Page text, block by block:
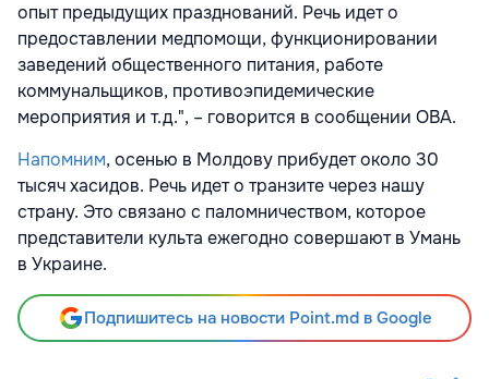
опыт предыдущих празднований. Речь идет о
предоставлении медпомощи, функционировании
заведений общественного питания, работе
коммунальщиков, противоэпидемические
мероприятия и т.д.", – говорится в сообщении ОВА.
Напомним, осенью в Молдову прибудет около 30
тысяч хасидов. Речь идет о транзите через нашу
страну. Это связано с паломничеством, которое
представители культа ежегодно совершают в Умань
в Украине.
Подпишитесь на новости Point.md в Google